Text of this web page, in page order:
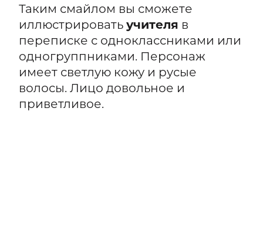
Таким смайлом вы сможете
иллюстрировать учителя в
переписке с одноклассниками или
одногруппниками. Персонаж
имеет светлую кожу и русые
волосы. Лицо довольное и
приветливое.